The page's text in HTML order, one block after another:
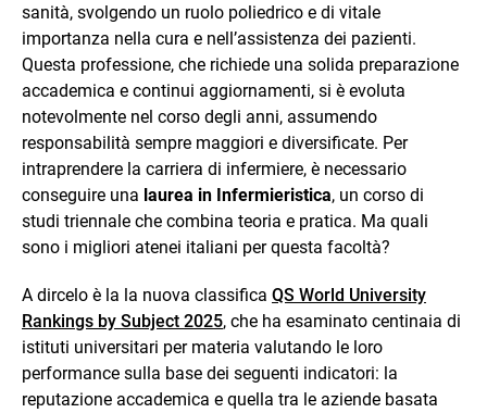
sanità, svolgendo un ruolo poliedrico e di vitale
importanza nella cura e nell’assistenza dei pazienti.
Questa professione, che richiede una solida preparazione
accademica e continui aggiornamenti, si è evoluta
notevolmente nel corso degli anni, assumendo
responsabilità sempre maggiori e diversificate. Per
intraprendere la carriera di infermiere, è necessario
conseguire una laurea in Infermieristica, un corso di
studi triennale che combina teoria e pratica. Ma quali
sono i migliori atenei italiani per questa facoltà?
A dircelo è la la nuova classifica QS World University
Rankings by Subject 2025, che ha esaminato centinaia di
istituti universitari per materia valutando le loro
performance sulla base dei seguenti indicatori: la
reputazione accademica e quella tra le aziende basata